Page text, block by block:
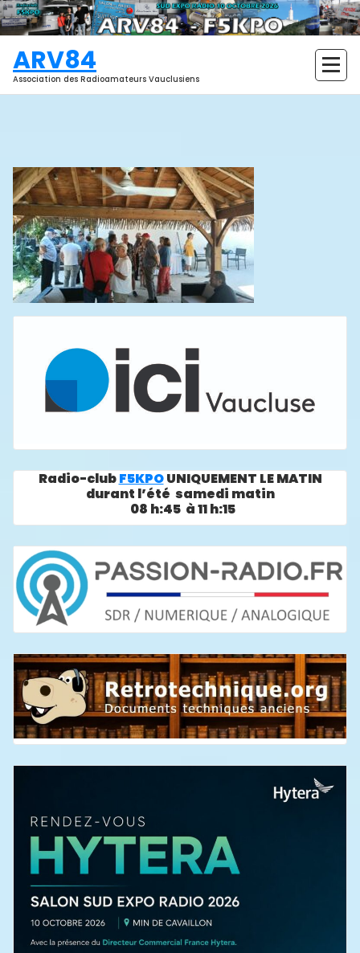
Aller
au
contenu
ARV84
Association des Radioamateurs Vauclusiens
Radio-clubF5KPOUNIQUEMENT LE MATIN
durant l’été samedi matin
08 h:45 à 11 h:15